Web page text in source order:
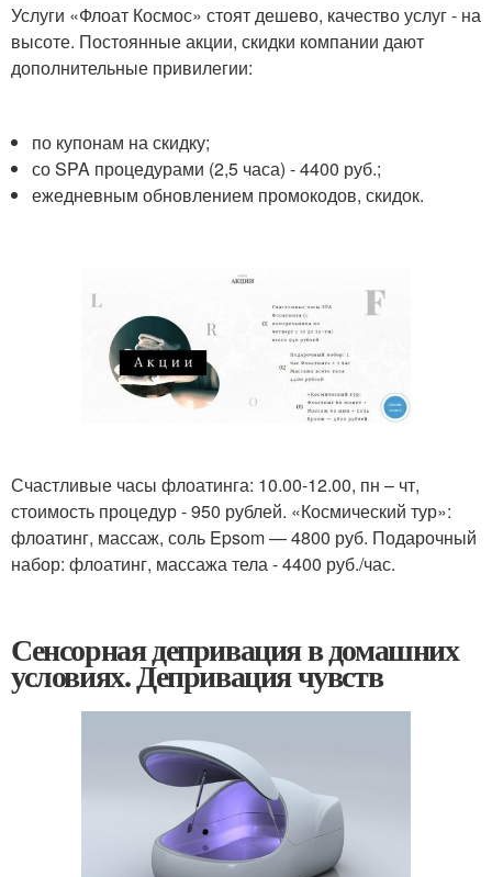
Услуги «Флоат Космос» стоят дешево, качество услуг - на
высоте. Постоянные акции, скидки компании дают
дополнительные привилегии:
по купонам на скидку;
со SPA процедурами (2,5 часа) - 4400 руб.;
ежедневным обновлением промокодов, скидок.
Счастливые часы флоатинга: 10.00-12.00, пн – чт,
стоимость процедур - 950 рублей. «Космический тур»:
флоатинг, массаж, соль Epsom — 4800 руб. Подарочный
набор: флоатинг, массажа тела - 4400 руб./час.
Сенсорная депривация в домашних
условиях. Депривация чувств